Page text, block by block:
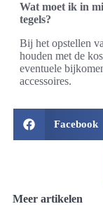
Wat moet ik in
tegels?
Bij het opstellen
houden met de
eventuele
accessoires.
Facebook
Meer artikelen